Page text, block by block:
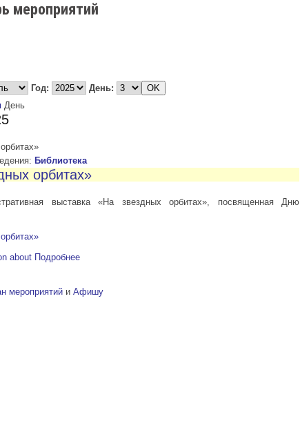
мероприятий
Год:
День:
День
Библиотека
орбитах»
выставка «На звездных орбитах», посвященная Дню
about Подробнее
мероприятий и Афишу